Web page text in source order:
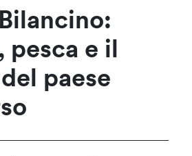
pesca e il
paese